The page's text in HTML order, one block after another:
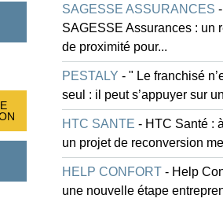
SAGESSE ASSURANCES -
SAGESSE Assurances : un
de proximité pour...
PESTALY - " Le franchisé
seul : il peut s’appuyer sur
HTC SANTE - HTC Santé :
un projet de reconversion
HELP CONFORT - Help
une nouvelle étape